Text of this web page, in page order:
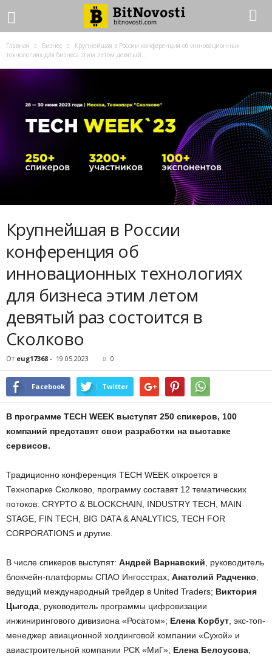
Главная Бизнес
Крупнейшая в России конференция об инновационных
технологиях для бизнеса этим летом девятый...
Крупнейшая в России
конференция об
инновационных технологиях
для бизнеса этим летом
девятый раз состоится в
Сколково
От eug17368 - 19.05.2023 0
Facebook Twitter
В программе TECH WEEK выступят 250 спикеров, 100
компаний представят свои разработки на выставке
сервисов.
Традиционно конференция TECH WEEK откроется в
Технопарке Сколково, программу составят 12 тематических
потоков: CRYPTO & BLOCKCHAIN, INDUSTRY TECH, MAIN
STAGE, FIN TECH, BIG DATA & ANALYTICS, TECH FOR
CORPORATIONS и другие.
В числе спикеров выступят: Андрей Варнавский , руководитель
блокчейн-платформы СПАО Ингосстрах; Анатолий Радченко
ведущий международный трейдер в United Traders; Виктория
Цыгода , руководитель программы цифровизации
инжинирингового дивизиона «Росатом»; Елена Корбут , экс-топ-
менеджер авиационной холдинговой компании «Сухой» и
авиастроительной компании РСК «МиГ»; Елена Белоусова